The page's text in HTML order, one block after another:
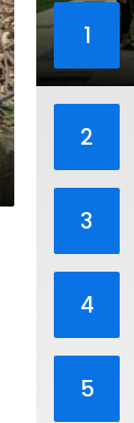
1
2
3
4
5